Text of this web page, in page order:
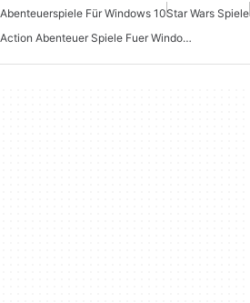
Abenteuerspiele Für Windows 10Star Wars Spiele
Action Abenteuer Spiele Fuer Windows 10